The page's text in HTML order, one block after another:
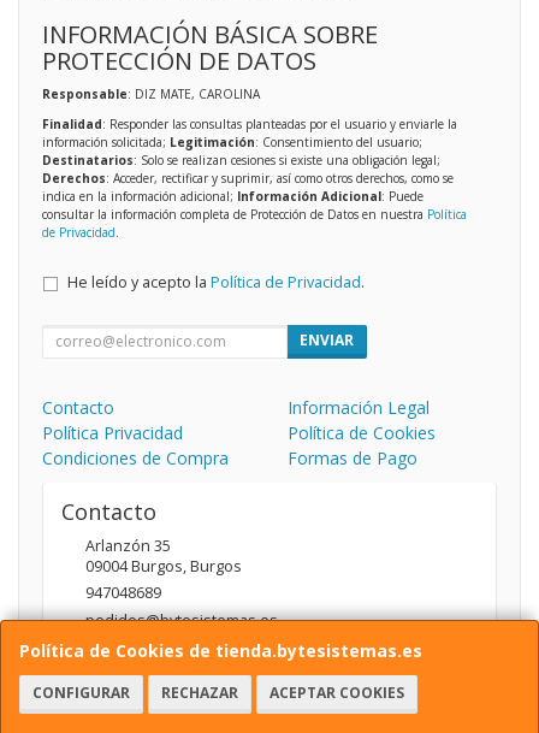
Política de Cookies de tienda.bytesistemas.es
CONFIGURAR RECHAZAR ACEPTAR COOKIES
INFORMACIÓN BÁSICA SOBRE
PROTECCIÓN DE DATOS
Responsable: DIZ MATE, CAROLINA
Finalidad: Responder las consultas planteadas por el usuario y enviarle la
información solicitada; Legitimación: Consentimiento del usuario;
Destinatarios: Solo se realizan cesiones si existe una obligación legal;
Derechos: Acceder, rectificar y suprimir, así como otros derechos, como se
indica en la información adicional; Información Adicional: Puede
consultar la información completa de Protección de Datos en nuestra Política
de Privacidad
He leído y acepto la Política de Privacidad.
ENVIAR
Contacto
Información Legal
Política Privacidad
Política de Cookies
Condiciones de Compra
Formas de Pago
Contacto
Arlanzón 35
09004Burgos,Burgos
947048689
pedidos@bytesistemas.es
Horario